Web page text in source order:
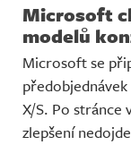
Microsoft
modelů
Microsoft se
X/S. Po stránce
zlepšení